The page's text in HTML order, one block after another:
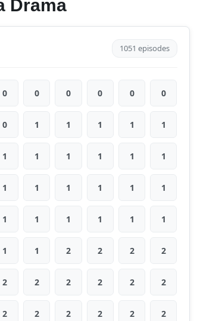
Drama
1051 episodes
0 0 0 0 0 0
0 1 1 1 1 1
1 1 1 1 1 1
1 1 1 1 1 1
1 1 1 1 1 1
1 1 2 2 2 2
2 2 2 2 2 2
2 2 2 2 2 2